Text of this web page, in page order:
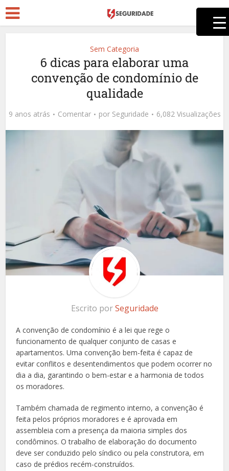
Sem Categoria
6 dicas para elaborar uma
convenção de condomínio de
qualidade
9 anos atrás Comentar por Seguridade 6,082 Visualizações
Escrito porSeguridade
A convenção de condomínio é a lei que rege o
funcionamento de qualquer conjunto de casas e
apartamentos. Uma convenção bem-feita é capaz de
evitar conflitos e desentendimentos que podem ocorrer no
dia a dia, garantindo o bem-estar e a harmonia de todos
os moradores.
Também chamada de regimento interno, a convenção é
feita pelos próprios moradores e é aprovada em
assembleia com a presença da maioria simples dos
condôminos. O trabalho de elaboração do documento
deve ser conduzido pelo síndico ou pela construtora, em
caso de prédios recém-construídos.